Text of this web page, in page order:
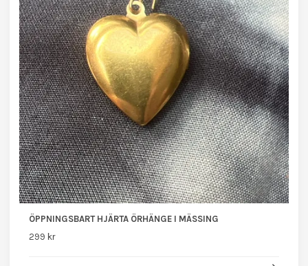
ÖPPNINGSBART HJÄRTA ÖRHÄNGE I MÄSSING
299 kr